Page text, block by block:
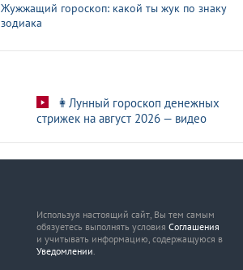
Жужжащий гороскоп: какой ты жук по знаку
зодиака
👩Лунный гороскоп денежных
стрижек на август 2026 — видео
Используя настоящий сайт, Вы тем самым
обязуетесь выполнять условия Соглашения
и учитывать информацию, содержащуюся в
Уведомлении